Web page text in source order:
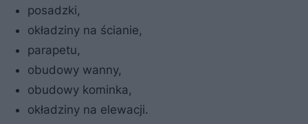
posadzki,
okładziny na ścianie,
parapetu,
obudowy wanny,
obudowy kominka,
okładziny na elewacji.